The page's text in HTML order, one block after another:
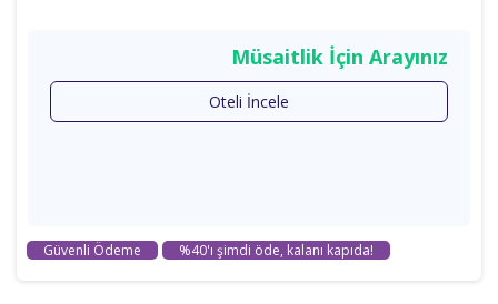
Müsaitlik İçin Arayınız
Oteli İncele
Güvenli Ödeme %40'ı şimdi öde, kalanı kapıda!